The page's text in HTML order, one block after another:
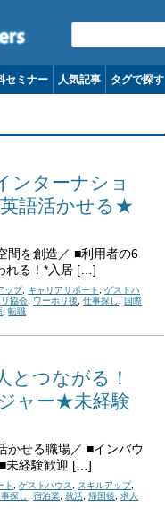
コンテンツへ移動
セミナー 人気記事 タグで探す
ンターナショ
語活かせる★
間を創造／ ■利用者の6
れる！*入居 […]
ップ, キャリアサポート ,ゲストハ
協会, ワーホリ後,仕事探し, 国際
,転職
とつながる！
ャー★未経験
かせる職場／ ■インバウ
未経験歓迎 […]
ト ,ゲストハウス, スキルアップ,
探し,宿泊業,就活,帰国後,求人